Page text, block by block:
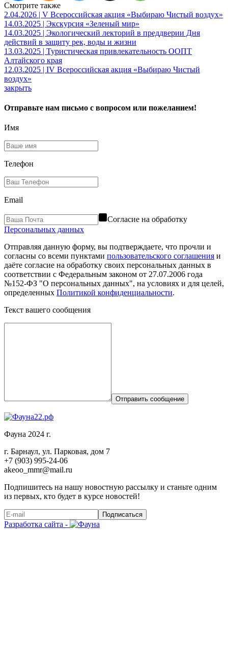
Смотрите также
2.04.2026 | V Всероссийская акция «Выбираю Чистый воздух»
14.03.2025 | Экскурсия «Зеленый мир»
14.03.2025 | Экологический лекторий в преддверии Дня
действий в защиту рек, воды и жизни
13.03.2025 | Туристическая привлекательность ООПТ
Алтайского края
12.03.2025 | IV Всероссийская акция «Выбираю Чистый
воздух»
закрыть
Отправьте нам письмо с вопросом или пожеланием!
Имя
Телефон
Email
Согласие на обработку
Персональных данных
Отправляя данную форму, вы подтверждаете, что прочли и
согласны со всеми пунктами пользовательского соглашения и
даёте согласие на обработку своих персональных данных в
соответствии с Федеральным законом от 27.07.2006 года
№152-ФЗ "О персональных данных", на условиях и для целей,
определенных Политикой конфиденциальности.
Текст вашего сообщения
Отправить сообщение
Фауна 2024 г.
г. Барнаул, ул. Парковая, дом 7
+7 (903) 995-24-06
akeoo_mmr@mail.ru
Подпишитесь на нашу новостную рассылку и станьте одним
из первых, кто будет в курсе новостей!
Подписаться
Разработка сайта -